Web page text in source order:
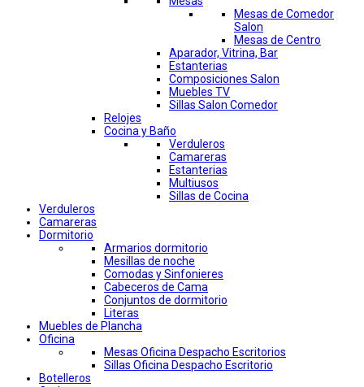
Mesas de Comedor
Salon
Mesas de Centro
Aparador, Vitrina, Bar
Estanterias
Composiciones Salon
Muebles TV
Sillas Salon Comedor
Relojes
Cocina y Baño
Verduleros
Camareras
Estanterias
Multiusos
Sillas de Cocina
Verduleros
Camareras
Dormitorio
Armarios dormitorio
Mesillas de noche
Comodas y Sinfonieres
Cabeceros de Cama
Conjuntos de dormitorio
Literas
Muebles de Plancha
Oficina
Mesas Oficina Despacho Escritorios
Sillas Oficina Despacho Escritorio
Botelleros